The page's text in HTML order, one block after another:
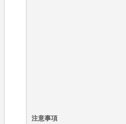
注意事項